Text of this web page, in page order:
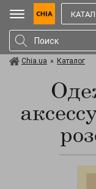
Chia.ua » Каталог